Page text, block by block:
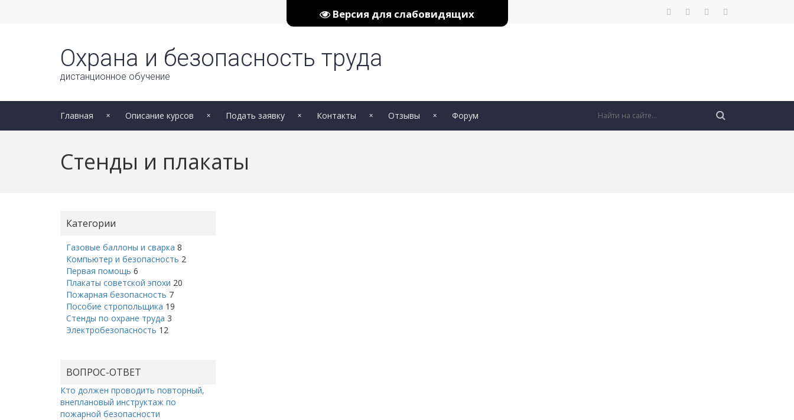
Версия для слабовидящих
Охрана и безопасность труда
дистанционное обучение
Главная Описание курсов Подать заявку Контакты Отзывы Форум
Стенды и плакаты
Категории
Газовые баллоны и сварка 8
Компьютер и безопасность 2
Первая помощь 6
Плакаты советской эпохи 20
Пожарная безопасность 7
Пособие стропольщика 19
Стенды по охране труда 3
Электробезопасность 12
ВОПРОС-ОТВЕТ
Кто должен проводить повторный,
внеплановый инструктаж по
пожарной безопасности